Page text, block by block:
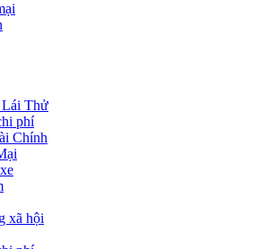
Thử
phí
Chính
xã hội